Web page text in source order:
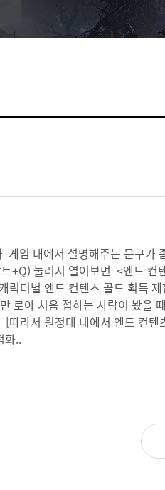
게임 내에서 설명해주는 문구
+Q) 눌러서 열어보면 <엔드
릭터별 엔드 컨텐츠 골드 획득
로아 처음 접하는 사람이 봤을
따라서 원정대 내에서 엔드 컨
화..